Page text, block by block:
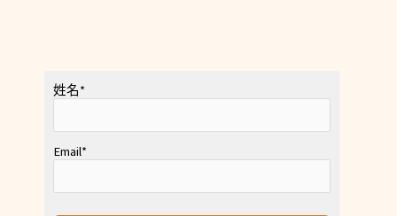
姓名*
Email*